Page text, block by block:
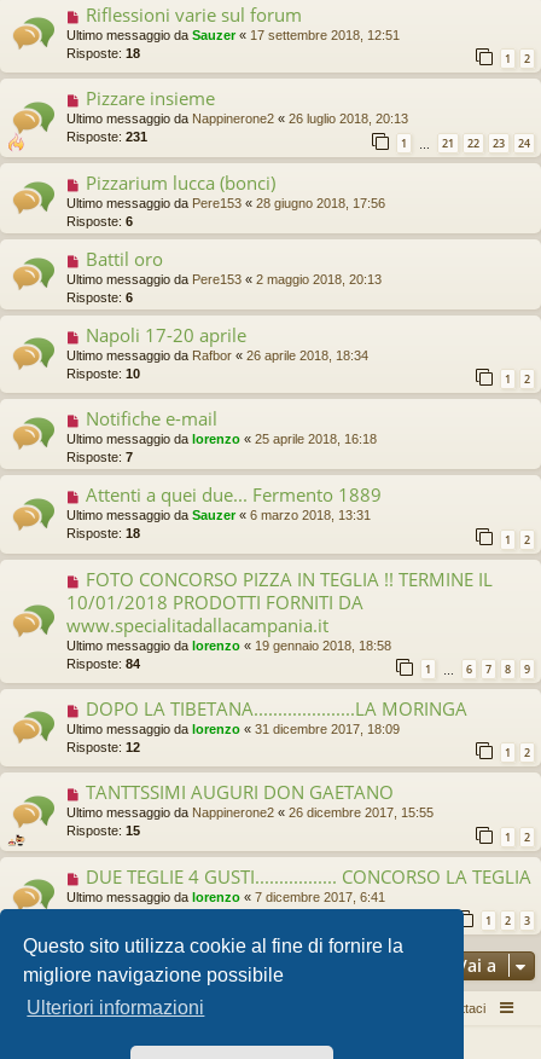
Questo sito utilizza cookie al fine di fornire la
migliore navigazione possibile
Ulteriori informazioni
Riflessioni varie sul forum
Ultimo messaggio da Sauzer« 17 settembre 2018, 12:51
Risposte: 18 1 2
Pizzare insieme
Ultimo messaggio da Nappinerone2 « 26 luglio 2018, 20:13
Risposte: 231 1 21 22 23 24
Pizzarium lucca (bonci)
Ultimo messaggio da Pere153 « 28 giugno 2018, 17:56
Risposte: 6
Battil oro
Ultimo messaggio da Pere153 « 2 maggio 2018, 20:13
Risposte: 6
Napoli 17-20 aprile
Ultimo messaggio da Rafbor « 26 aprile 2018, 18:34
Risposte: 10 1 2
Notifiche e-mail
Ultimo messaggio da lorenzo « 25 aprile 2018, 16:18
Risposte: 7
Attenti a quei due... Fermento 1889
Ultimo messaggio da Sauzer« 6 marzo 2018, 13:31
Risposte: 18 1 2
FOTO CONCORSO PIZZA IN TEGLIA !! TERMINE IL
10/01/2018 PRODOTTI FORNITI DA
www.specialitadallacampania.it
Ultimo messaggio da lorenzo « 19 gennaio 2018, 18:58
Risposte: 84 1 6 7 8 9
DOPO LA TIBETANA.....................LA MORINGA
Ultimo messaggio da lorenzo « 31 dicembre 2017, 18:09
Risposte: 12 1 2
TANTTSSIMI AUGURI DON GAETANO
Ultimo messaggio da Nappinerone2 « 26 dicembre 2017, 15:55
Risposte: 15 1 2
DUE TEGLIE 4 GUSTI................. CONCORSO LA TEGLIA
Ultimo messaggio da lorenzo « 7 dicembre 2017, 6:41
1 2 3
Vai a
Pizza per passione enon solo... Contattaci
Creato daphpBB® Forum Software © phpBB Limited